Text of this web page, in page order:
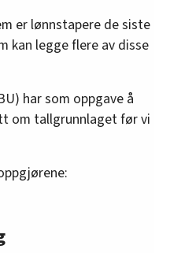
er lønnstapere de siste
kan legge flere av disse
har som oppgave å
om tallgrunnlaget før vi